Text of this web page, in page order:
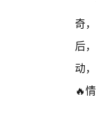
奇
后
动
🔥